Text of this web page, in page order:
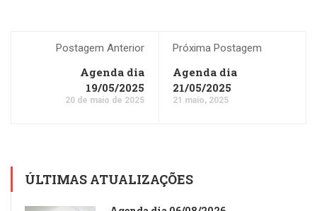
Postagem Anterior
Agenda dia
19/05/2025
20 de maio de 2025
Próxima Postagem
Agenda dia
21/05/2025
21 maio, 2025
ÚLTIMAS ATUALIZAÇÕES